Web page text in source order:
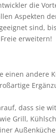
die
Aspekten
sind,
erweitern!
einen andere
dass sie
Grill,